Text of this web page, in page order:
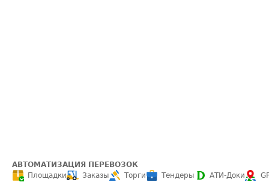
АВТОМАТИЗАЦИЯ ПЕРЕВОЗОК
Площадки
Заказы Торги Тендеры АТИ-Доки